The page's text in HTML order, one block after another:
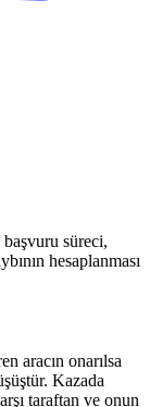
başvuru süreci,
hesaplanması
aracın onarılsa
Kazada
taraftan ve onun